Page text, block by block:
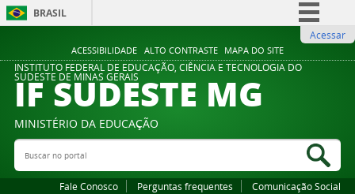
ACESSIBILIDADE ALTO CONTRASTE MAPA DO SITE
BRASIL
Comunica BR
Participe
Legislação
Acessar
INSTITUTO FEDERAL DE EDUCAÇÃO, CIÊNCIA E TECNOLOGIA DO
SUDESTE DE MINAS GERAIS
IF SUDESTE MG
MINISTÉRIO DA EDUCAÇÃO
Buscar no portal
Fale Conosco Perguntas frequentes Comunicação Social